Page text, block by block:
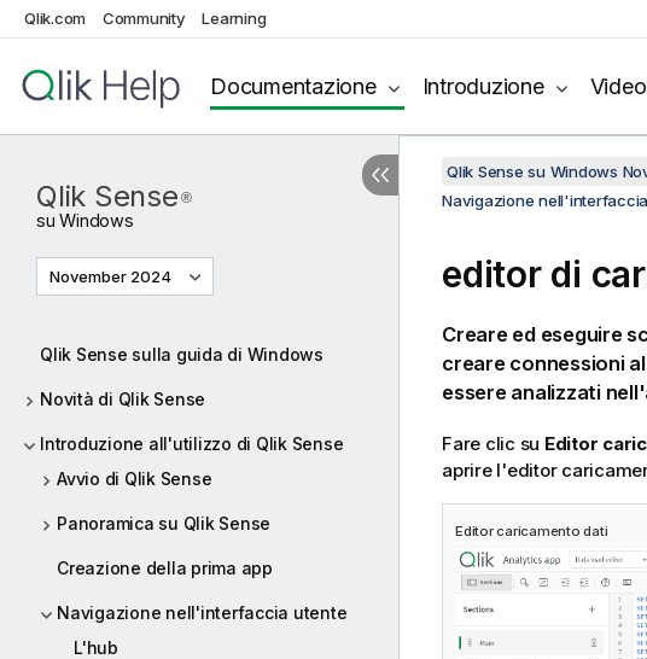
Qlik.com Community Learning
Documentazione Introduzione Video
Qlik Sense ®
suWindows
November 2024
Qlik Sense sulla guida di Windows
Novità di Qlik Sense
Introduzione all'utilizzo di Qlik Sense
Avvio di Qlik Sense
Panoramica su Qlik Sense
Creazione della prima app
Navigazione nell'interfaccia utente
L'hub
Qlik Sense su Windows
Navigazione
editor di
Creare ed eseguire
creare connessioni
essere analizzati
Fare clic su Editor
aprire l'editor
Editor caricamento dati